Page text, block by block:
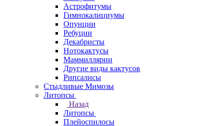
Астрофитумы
Гимнокалициумы
Опунции
Ребуции
Декабристы
Нотокактусы
Маммиллярии
Другие виды кактусов
Рипсалисы
Стыдливые Мимозы
Литопсы
Назад
Литопсы
Плейоспилосы